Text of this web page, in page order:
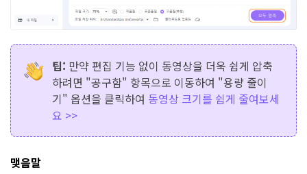
팁: 만약 편집 기능 없이 동영상을 더욱 쉽게 압축
하려면 "공구함" 항목으로 이동하여 "용량 줄이
기" 옵션을 클릭하여 동영상 크기를 쉽게 줄여보세
요 >>
맺음말